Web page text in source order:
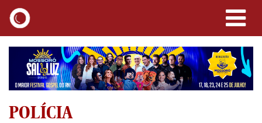
POLÍCIA